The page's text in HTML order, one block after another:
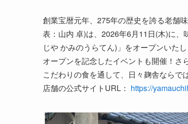
創業宝暦元年、275年の歴史を誇る老舗
表：山内 卓)は、2026年6月11日(木)に
じや かみのうらてん)」をオープンいたし
オープンを記念したイベントも開催！さ
こだわりの食を通して、日々麹舎ならで
店舗の公式サイトURL： https://